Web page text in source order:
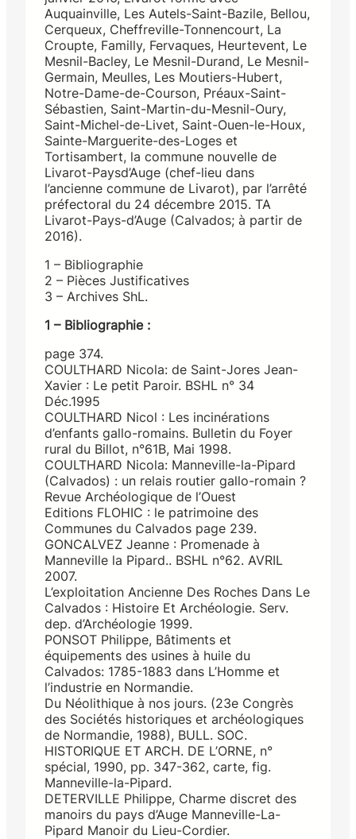
Auquainville, Les Autels-Saint-Bazile, Bellou,
Cerqueux, Cheffreville-Tonnencourt, La
Croupte, Familly, Fervaques, Heurtevent, Le
Mesnil-Bacley, Le Mesnil-Durand, Le Mesnil-
Germain, Meulles, Les Moutiers-Hubert,
Notre-Dame-de-Courson, Préaux-Saint-
Sébastien, Saint-Martin-du-Mesnil-Oury,
Saint-Michel-de-Livet, Saint-Ouen-le-Houx,
Sainte-Marguerite-des-Loges et
Tortisambert, la commune nouvelle de
Livarot-Paysd’Auge (chef-lieu dans
l’ancienne commune de Livarot), par l’arrêté
préfectoral du 24 décembre 2015. TA
Livarot-Pays-d’Auge (Calvados; à partir de
2016).
1 – Bibliographie
2 – Pièces Justificatives
3 – Archives ShL.
1 – Bibliographie :
page 374.
COULTHARD Nicola: de Saint-Jores Jean-
Xavier : Le petit Paroir. BSHL n° 34
Déc.1995
COULTHARD Nicol : Les incinérations
d’enfants gallo-romains. Bulletin du Foyer
rural du Billot, n°61B, Mai 1998.
COULTHARD Nicola: Manneville-la-Pipard
(Calvados) : un relais routier gallo-romain ?
Revue Archéologique de l’Ouest
Editions FLOHIC : le patrimoine des
Communes du Calvados page 239.
GONCALVEZ Jeanne : Promenade à
Manneville la Pipard.. BSHL n°62. AVRIL
2007.
L’exploitation Ancienne Des Roches Dans Le
Calvados : Histoire Et Archéologie. Serv.
dep. d’Archéologie 1999.
PONSOT Philippe, Bâtiments et
équipements des usines à huile du
Calvados: 1785-1883 dans L’Homme et
l’industrie en Normandie.
Du Néolithique à nos jours. (23e Congrès
des Sociétés historiques et archéologiques
de Normandie, 1988), BULL. SOC.
HISTORIQUE ET ARCH. DE L’ORNE, n°
spécial, 1990, pp. 347-362, carte, fig.
Manneville-la-Pipard.
DETERVILLE Philippe, Charme discret des
manoirs du pays d’Auge Manneville-La-
Pipard Manoir du Lieu-Cordier.